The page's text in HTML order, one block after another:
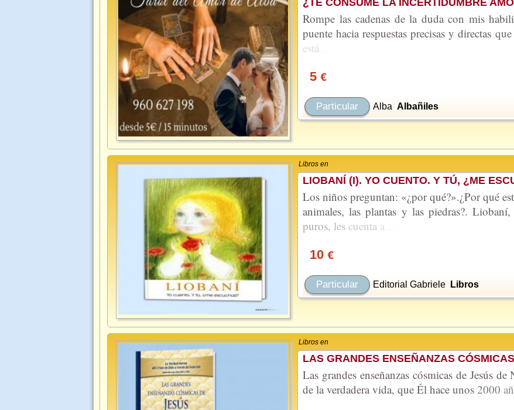
¿TE CONSUME LA INCERTIDUMBRE
Rompe las cadenas de la duda con mis
puente hacia respuestas precisas y directas que
está
5 €
Particular Alba Albañiles
Libros en
LIOBANÍ (I). YO CUENTO. Y TÚ, ¿ME
Los niños preguntan: «¿por qué?».¿Por qué
animales, las plantas y las piedras?.
puros, les cuenta a
10 €
Particular Editorial Gabriele Libros
Libros en
LAS GRANDES ENSEÑANZAS
Las grandes enseñanzas cósmicas de Jesús
de la verdadera vida, que Él hace unos 2000